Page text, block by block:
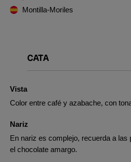
Montilla-Moriles
CATA
Vista
Color entre café y azabache, con
Nariz
En nariz es complejo, recuerda a las
el chocolate amargo.